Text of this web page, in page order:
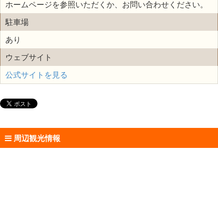
ホームページを参照いただくか、お問い合わせください。
駐車場
あり
ウェブサイト
公式サイトを見る
周辺観光情報